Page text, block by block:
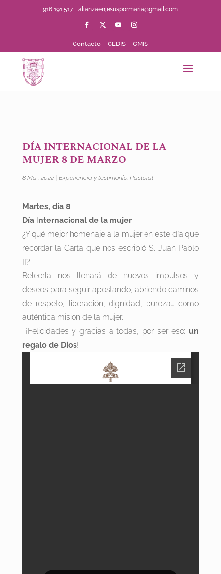
916 191 517alianzaenjesuspormaria@gmail.com
Contacto –CEDIS –CMIS
DÍA INTERNACIONAL DE LA
MUJER 8 DE MARZO
8 Mar, 2022| Experiencia y testimonio, Pastoral
Martes, día 8
Día Internacional de la mujer
¿Y qué mejor homenaje a la mujer en este día que
recordar la Carta que nos escribió S. Juan Pablo
II?
Releerla nos llenará de nuevos impulsos y
deseos para seguir apostando, abriendo caminos
de respeto, liberación, dignidad, pureza… como
auténtica misión de la mujer.
¡Felicidades y gracias a todas, por ser eso: un
regalo de Dios!